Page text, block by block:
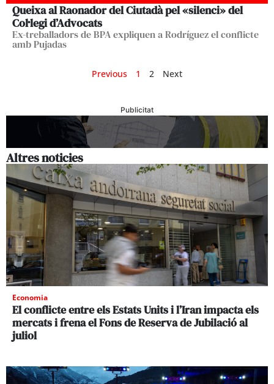
Queixa al Raonador del Ciutadà pel «silenci» del
Col·legi d’Advocats
Ex-treballadors de BPA expliquen a Rodríguez el conflicte
amb Pujadas
Previous 1 2 Next
Publicitat
Altres noticies
Economia
El conflicte entre els Estats Units i l’Iran impacta els
mercats i frena el Fons de Reserva de Jubilació al
juliol